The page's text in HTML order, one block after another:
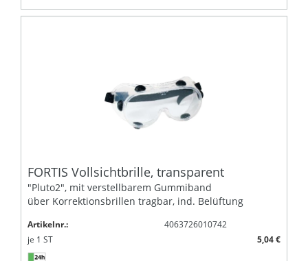
FORTIS Vollsichtbrille, transparent
"Pluto2", mit verstellbarem Gummiband
über Korrektionsbrillen tragbar, ind. Belüftung
Artikelnr.:
4063726010742
je 1 ST 5,04 €